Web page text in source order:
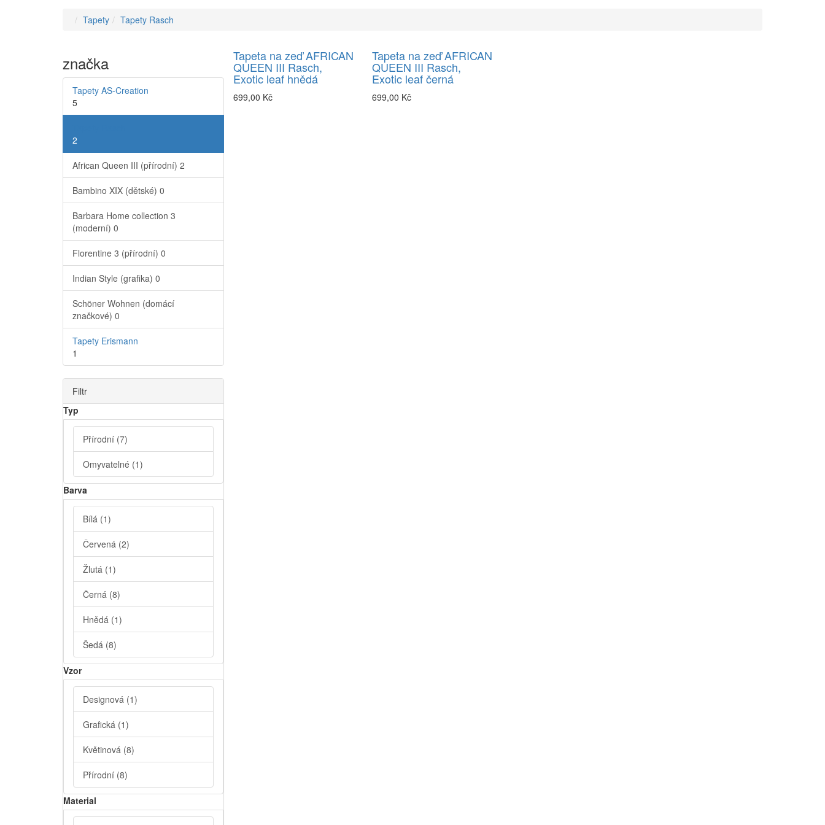
Tapety Tapety Rasch
značka
Tapety AS-Creation
5
2
African Queen III (přírodní) 2
Bambino XIX (dětské) 0
Barbara Home collection 3
(moderní) 0
Florentine 3 (přírodní) 0
Indian Style (grafika) 0
Schöner Wohnen (domácí
značkové) 0
Tapety Erismann
1
Filtr
Typ
Přírodní (7)
Omyvatelné (1)
Barva
Bílá (1)
Červená (2)
Žlutá (1)
Černá (8)
Hnědá (1)
Šedá (8)
Vzor
Designová (1)
Grafická (1)
Květinová (8)
Přírodní (8)
Material
Tapeta na zeď AFRICAN
QUEEN III Rasch,
Exotic leaf hnědá
699,00 Kč
Tapeta na zeď AFRICAN
QUEEN III Rasch,
Exotic leaf černá
699,00 Kč